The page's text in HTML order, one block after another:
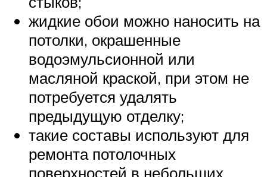
жидкие обои можно наносить на
потолки, окрашенные
водоэмульсионной или
масляной краской, при этом не
потребуется удалять
предыдущую отделку;
такие составы используют для
ремонта потолочных
поверхностей в небольших